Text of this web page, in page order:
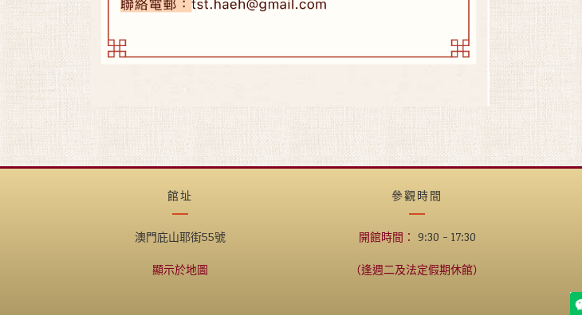
館址
澳門庇山耶街55號
顯示於地圖
參觀時間
開館時間： 9:30 - 17:30
（逢週二及法定假期休館）